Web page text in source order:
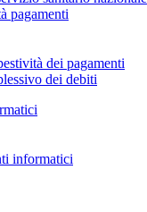
pagamenti
dei pagamenti
dei debiti
informatici